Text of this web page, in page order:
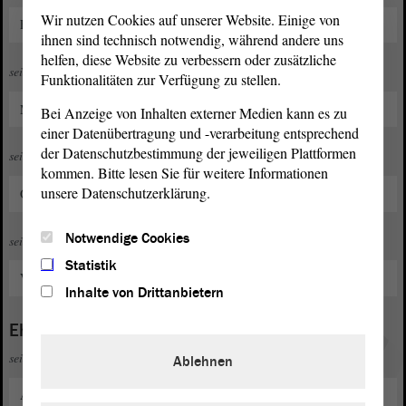
Eintritt in die CDU Deutschlands
seit 2004
Mitglied im Ortschaftsrat Krumpa
seit 2019
Ortsbürgermeister von Krumpa
seit 2019
Vorsitzender des Stadtrates in Braunsbedra
Ehrenamt
seit 1997
Aktives Mitglied der Freiwilligen Feuerwehr Krumpa
Wir nutzen Cookies auf unserer Website. Einige von
ihnen sind technisch notwendig, während andere uns
helfen, diese Website zu verbessern oder zusätzliche
Funktionalitäten zur Verfügung zu stellen.
Bei Anzeige von Inhalten externer Medien kann es zu
einer Datenübertragung und -verarbeitung entsprechend
der Datenschutzbestimmung der jeweiligen Plattformen
kommen. Bitte lesen Sie für weitere Informationen
unsere Datenschutzerklärung.
Notwendige Cookies
Statistik
Inhalte von Drittanbietern
Ablehnen